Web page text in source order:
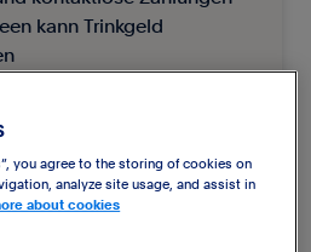
kann Trinkgeld
you agree to the storing of cookies on
analyze site usage, and assist in
about cookies